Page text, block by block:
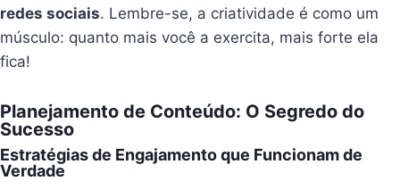
redes sociais. Lembre-se, a criatividade é como um
músculo: quanto mais você a exercita, mais forte ela
fica!
Planejamento de Conteúdo: O Segredo do
Sucesso
Estratégias de Engajamento que Funcionam de
Verdade